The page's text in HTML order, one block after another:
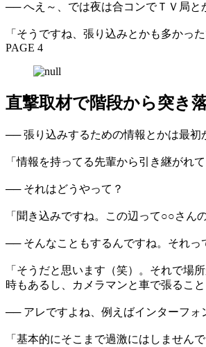
── へえ～、では夜は合コンでＴＶ局と
「そうですね、張り込みとかも多かった
PAGE 4
直撃取材で階段から突き
── 張り込みするための情報とかは最初
「情報を持ってる先輩から引き継がれ
── それはどうやって？
「聞き込みですね。この辺って○○さん
── そんなこともするんですね。それっ
「そうだと思います（笑）。それで場
時もあるし、カメラマンと車で張ること
── アレですよね、例えばインターフォ
「基本的にそこまで過激にはしません